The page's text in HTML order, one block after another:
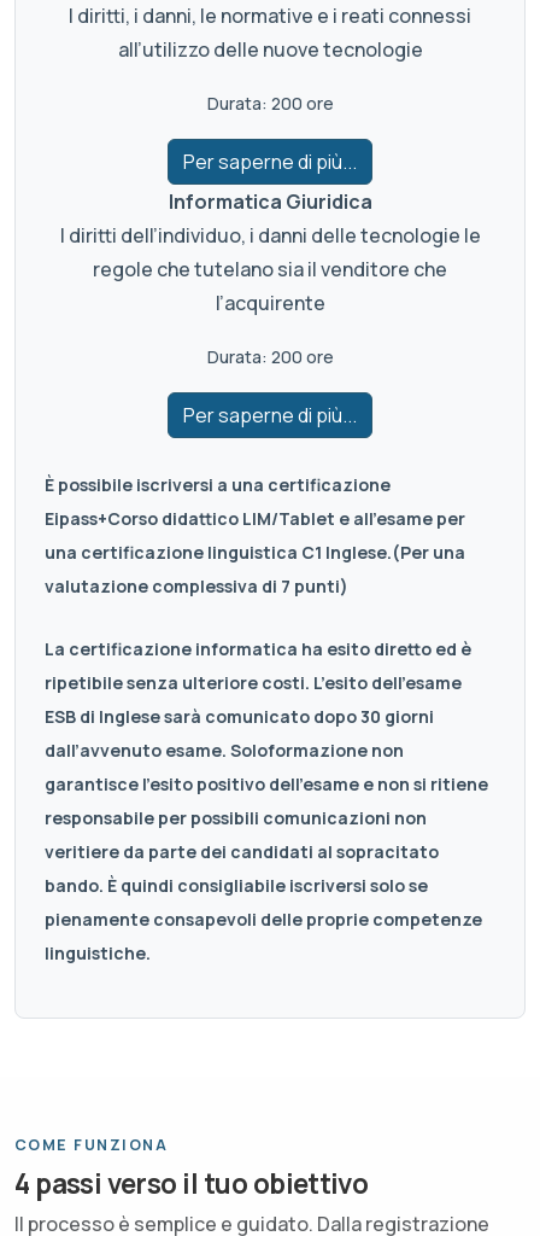
I diritti, i danni, le normative e i reati connessi
all’utilizzo delle nuove tecnologie
Durata: 200 ore
Per saperne di più...
Informatica Giuridica
I diritti dell’individuo, i danni delle tecnologie le
regole che tutelano sia il venditore che
l’acquirente
Durata: 200 ore
Per saperne di più...
È possibile iscriversi a una certificazione
Eipass+Corso didattico LIM/Tablet e all’esame per
una certificazione linguistica C1 Inglese.(Per una
valutazione complessiva di 7 punti)
La certificazione informatica ha esito diretto ed è
ripetibile senza ulteriore costi. L’esito dell’esame
ESB di Inglese sarà comunicato dopo 30 giorni
dall’avvenuto esame. Soloformazione non
garantisce l’esito positivo dell’esame e non si ritiene
responsabile per possibili comunicazioni non
veritiere da parte dei candidati al sopracitato
bando. È quindi consigliabile iscriversi solo se
pienamente consapevoli delle proprie competenze
linguistiche.
COME FUNZIONA
4 passi verso il tuo obiettivo
Il processo è semplice e guidato. Dalla registrazione